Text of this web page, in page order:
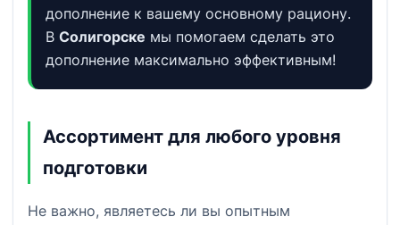
дополнение к вашему основному рациону.
В Солигорске мы помогаем сделать это
дополнение максимально эффективным!
Ассортимент для любого уровня
подготовки
Не важно, являетесь ли вы опытным